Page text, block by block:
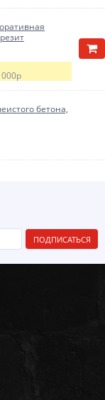
бетона,
ПОДПИСАТЬСЯ